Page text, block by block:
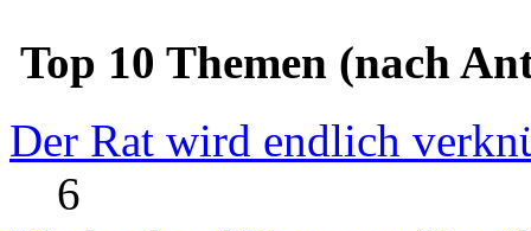
Top 10 Themen (nach
Der Rat wird endlich
6